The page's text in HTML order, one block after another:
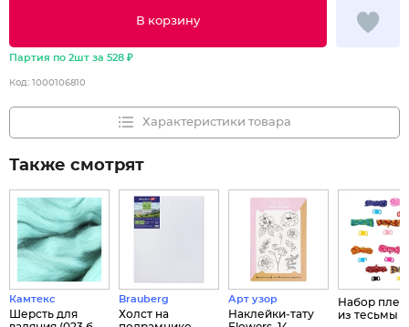
В корзину
Партия по 2шт за 528 ₽
Код: 1000106810
Характеристики товара
Также смотрят
Камтекс
Шерсть для
Brauberg
Холст на
Арт узор
Наклейки‒тату
Набор
из тесьмы ...